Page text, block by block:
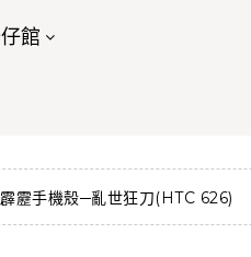
館
靂手機殼─亂世狂刀(HTC 626)